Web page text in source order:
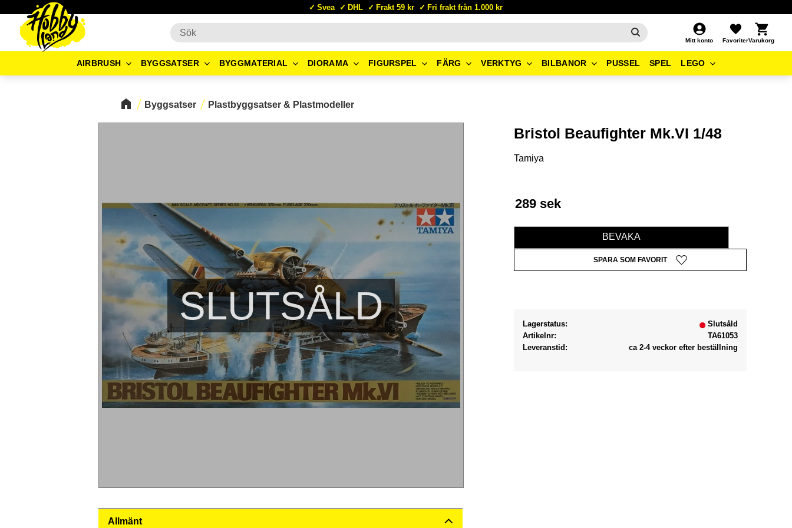
Svea DHL Frakt 59 kr Fri frakt från 1.000 kr
Mitt konto
Favoriter
Kundvagn
AIRBRUSH BYGGSATSER BYGGMATERIAL DIORAMA FIGURSPEL FÄRG VERKTYG BILBANOR PUSSEL SPEL LEGO
Byggsatser Plastbyggsatser & Plastmodeller
Bristol Beaufighter Mk.VI 1/48
Tamiya
SLUTSÅLD
289 sek
Lägg till i favoriter
BEVAKA
Lagerstatus
Slutsåld
Artikelnr
TA61053
Leveranstid
ca 2-4 veckor efter beställning
Allmänt